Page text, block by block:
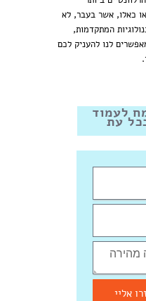
כאלו, אשר בעבר, לא
המתקדמות,
לנו להעניק לכם
לעמוד
עת
אליי